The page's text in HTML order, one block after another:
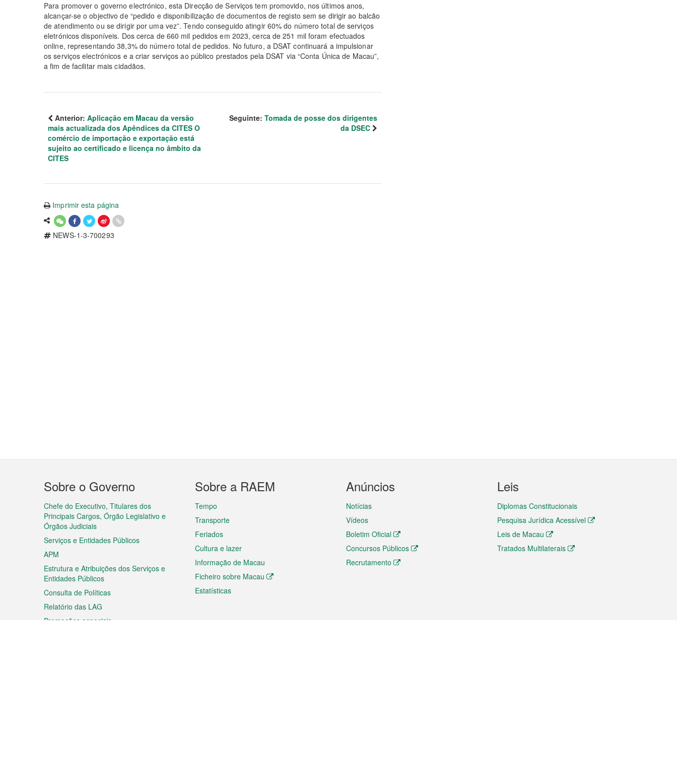
Para promover o governo electrónico, esta Direcção de Serviços tem promovido, nos últimos anos,
alcançar-se o objectivo de “pedido e disponibilização de documentos de registo sem se dirigir ao balcão
de atendimento ou se dirigir por uma vez”. Tendo conseguido atingir 60% do número total de serviços
eletrónicos disponíveis. Dos cerca de 660 mil pedidos em 2023, cerca de 251 mil foram efectuados
online, representando 38,3% do número total de pedidos. No futuro, a DSAT continuará a impulsionar
os serviços electrónicos e a criar serviços ao público prestados pela DSAT via “Conta Única de Macau”,
a fim de facilitar mais cidadãos.
Anterior: Aplicação em Macau da versão
mais actualizada dos Apêndices da CITES O
comércio de importação e exportação está
sujeito ao certificado e licença no âmbito da
CITES
Seguinte: Tomada de posse dos dirigentes
da DSEC
Imprimir esta página
NEWS-1-3-700293
Menu
do
rodapé
Sobre o Governo
Chefe do Executivo, Titulares dos
Principais Cargos, Órgão Legislativo e
Órgãos Judiciais
Serviços e Entidades Públicos
APM
Estrutura e Atribuições dos Serviços e
Entidades Públicos
Consulta de Políticas
Relatório das LAG
Promoções especiais
Sobre a RAEM
Tempo
Transporte
Feriados
Cultura e lazer
Informação de Macau
Ficheiro sobre Macau
Estatísticas
Anúncios
Notícias
Vídeos
Boletim Oficial
Concursos Públicos
Recrutamento
Leis
Diplomas Constitucionais
Pesquisa Jurídica Acessível
Leis de Macau
Tratados Multilaterais